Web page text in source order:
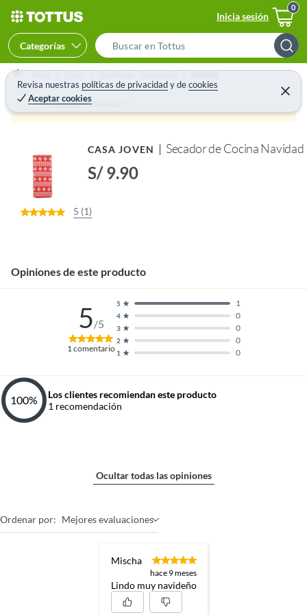
Inicia sesión
Categorías
e
a
c
B
Revisa nuestras políticas de privacidadydecookies
Aceptar cookies
C
e
r
Home Tottus Decohogar - Decoración Navidad
Producto sin stock :(
CASA JOVEN Secador de Cocina Navidad
S/ 9.90
5 (1)
Opiniones de este producto
5/5
1comentario 1 0
2 0
3 0
4 0
5 1
100%
Los clientes recomiendan este producto
1 recomendación
Ocultar todas las opiniones
Ordenar por: Mejores evaluaciones
Mischa
hace 9 meses
Lindo muy navideño